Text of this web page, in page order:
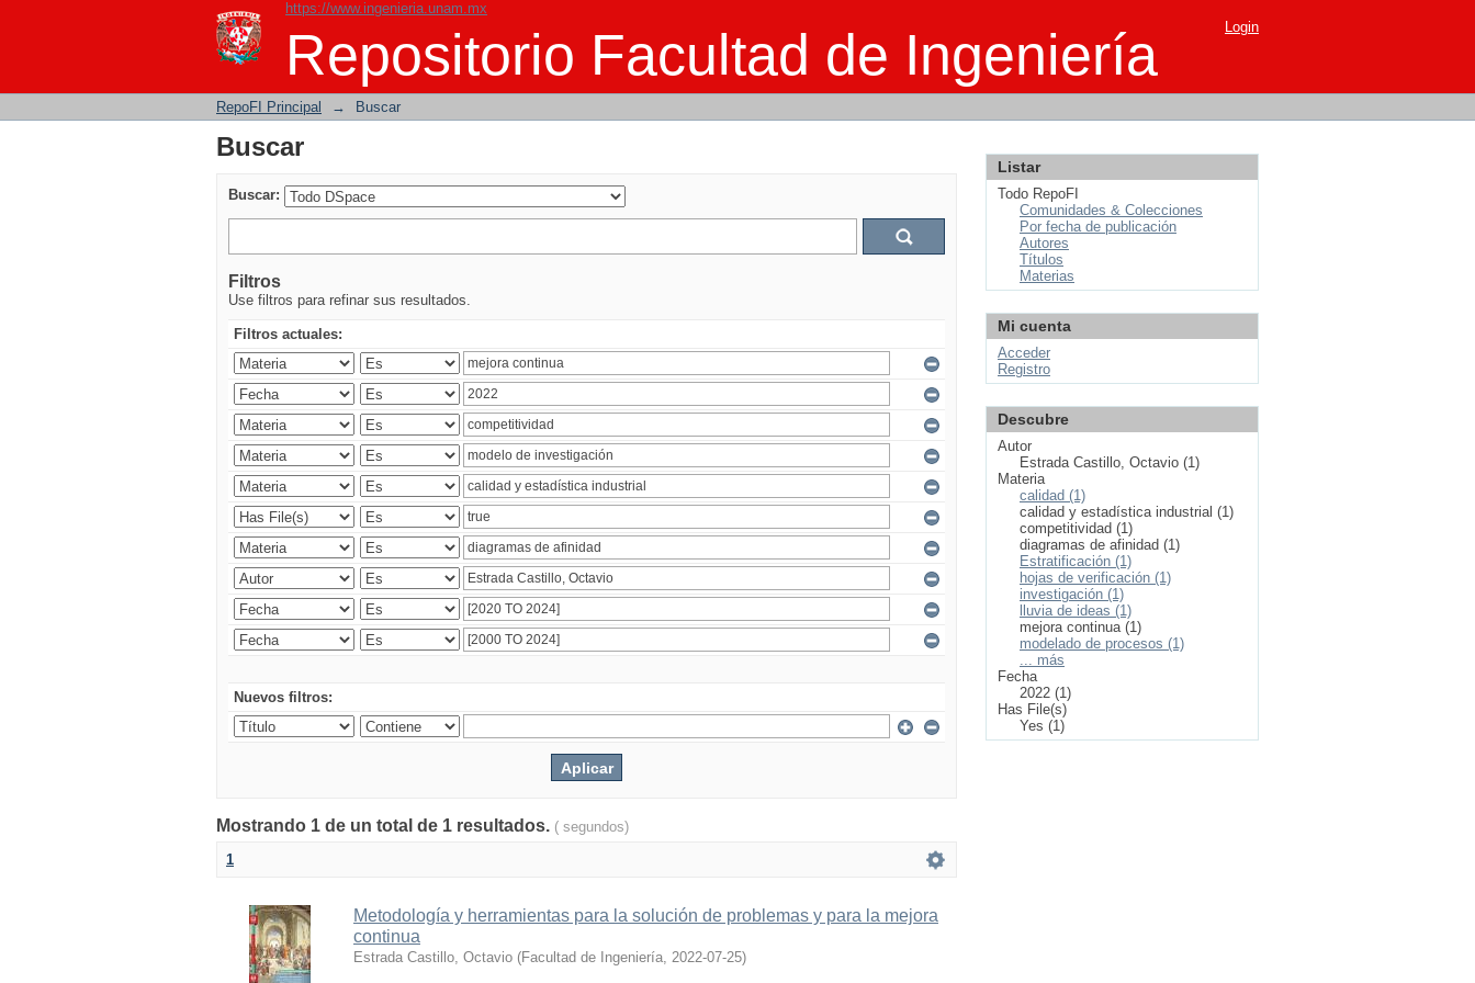
https://www.ingenieria.unam.mx
Repositorio Facultad de Ingeniería
Buscar Login
RepoFI Principal → Buscar
Buscar
Buscar:
Filtros
Use filtros para refinar sus resultados.
Filtros actuales:
Nuevos filtros:
Mostrando 1 de un total de 1 resultados. ( segundos)
1
Metodología y herramientas para la solución de problemas y para la mejora
continua
Estrada Castillo, Octavio (Facultad de Ingeniería, 2022-07-25)
Listar
Todo RepoFI
Comunidades & Colecciones
Por fecha de publicación
Autores
Títulos
Materias
Mi cuenta
Acceder
Registro
Descubre
Autor
Estrada Castillo, Octavio (1)
Materia
calidad (1)
calidad y estadística industrial (1)
competitividad (1)
diagramas de afinidad (1)
Estratificación (1)
hojas de verificación (1)
investigación (1)
lluvia de ideas (1)
mejora continua (1)
modelado de procesos (1)
... más
Fecha
2022 (1)
Has File(s)
Yes (1)